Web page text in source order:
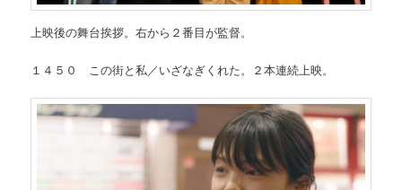
上映後の舞台挨拶。右から２番目が監督。
１４５０ この街と私／いざなぎくれた。２本連続上映。